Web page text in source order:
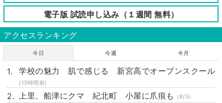
電子版 試読申し込み（１週間 無料）
アクセスランキング
今日 今週 今月
学校の魅力 肌で感じる 新宮高でオープンスクール
(13時間前)
上里、船津にクマ 紀北町 小屋に爪痕も (8/5)